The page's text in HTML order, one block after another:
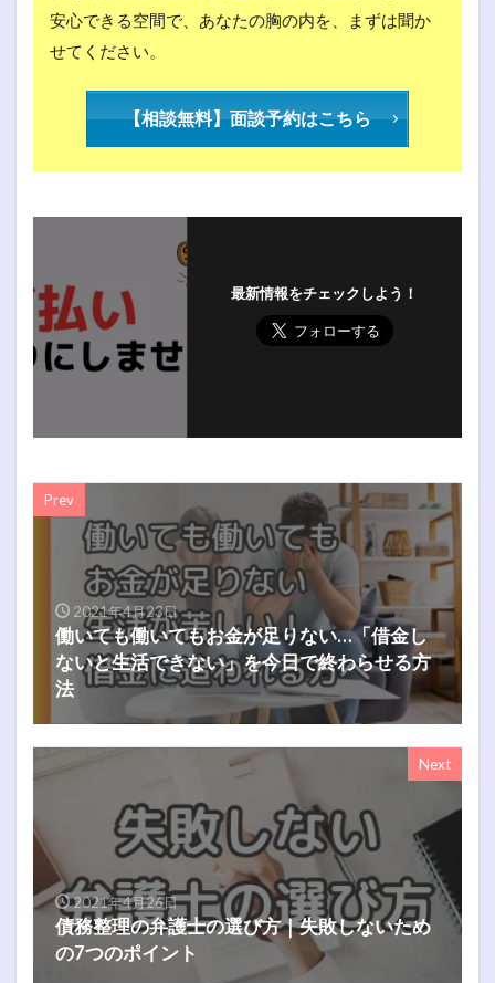
安心できる空間で、あなたの胸の内を、まずは聞か
せてください。
【相談無料】面談予約はこちら
最新情報をチェックしよう！
Prev
2021年4月23日
働いても働いてもお金が足りない…「借金し
ないと生活できない」を今日で終わらせる方
法
Next
2021年4月26日
債務整理の弁護士の選び方｜失敗しないため
の7つのポイント